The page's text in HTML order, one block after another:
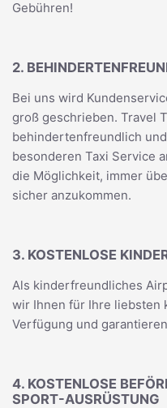
Gebühren!
2.
Bei uns wird
groß geschrieben. Travel
behindertenfreundlich
besonderen Taxi Service
die Möglichkeit, immer
sicher anzukommen.
3. KOSTENLOSE
Als kinderfreundliches
wir Ihnen für Ihre liebsten
Verfügung und
4. KOSTENLOSE
SPORT-AUSRÜSTUNG